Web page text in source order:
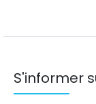
S'informer